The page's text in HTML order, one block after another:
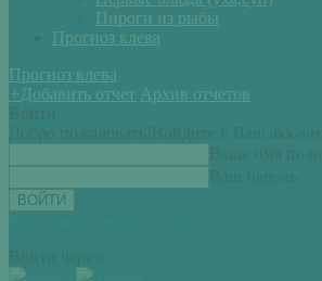
Пироги из рыбы
Прогноз клева
Прогноз клева
+ Добавить отчет Архив отчетов
Войти
Добро пожаловать! Войдите в Ваш
Ваше имя
Ваш пароль
Войти через: